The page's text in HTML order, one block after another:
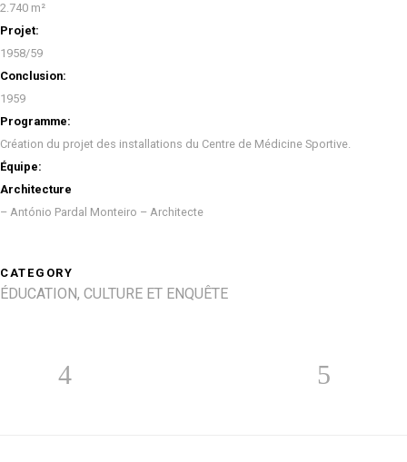
2.740 m²
Projet:
1958/59
Conclusion:
1959
Programme:
Création du projet des installations du Centre de Médicine Sportive.
Équipe:
Architecture
– António Pardal Monteiro – Architecte
CATEGORY
ÉDUCATION, CULTURE ET ENQUÊTE